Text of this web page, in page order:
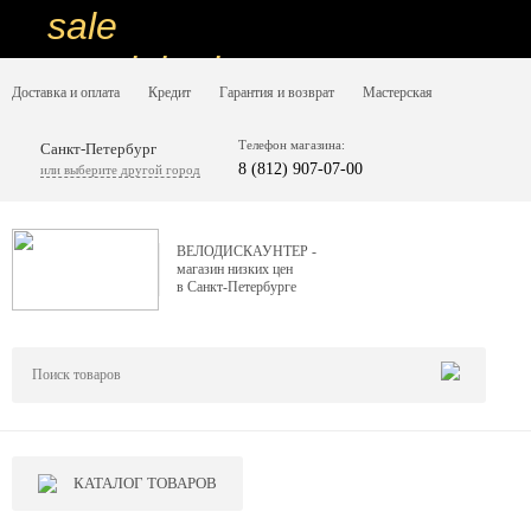
sale
special price
ну очень
вот дешево
sale
sale
Доставка и оплата Кредит Гарантия и возврат Мастерская
Санкт-Петербург
или выберите другой город
Телефон магазина:
8 (812) 907-07-00
ВЕЛОДИСКАУНТЕР -
магазин низких цен
в Санкт-Петербурге
КАТАЛОГ ТОВАРОВ